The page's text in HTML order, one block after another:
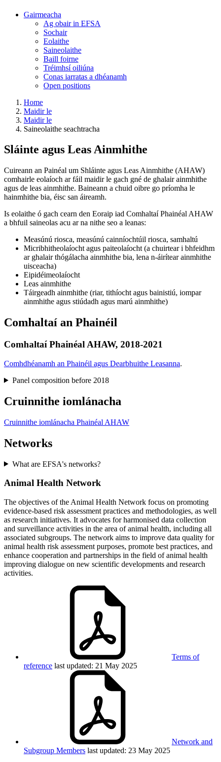
Gairmeacha
Ag obair in EFSA
Sochair
Eolaithe
Saineolaithe
Baill foirne
Tréimhsí oiliúna
Conas iarratas a dhéanamh
Open positions
Home
Maidir le
Maidir le
Saineolaithe seachtracha
Sláinte agus Leas Ainmhithe
Cuireann an Painéal um Shláinte agus Leas Ainmhithe (AHAW)
comhairle eolaíoch ar fáil maidir le gach gné de ghalair ainmhithe
agus de leas ainmhithe. Baineann a chuid oibre go príomha le
hainmhithe bia, éisc san áireamh.
Is eolaithe ó gach cearn den Eoraip iad Comhaltaí Phainéal AHAW
a bhfuil saineolas acu ar na nithe seo a leanas:
Measúnú riosca, measúnú cainníochtúil riosca, samhaltú
Micribhitheolaíocht agus paiteolaíocht (a chuirtear i bhfeidhm
ar ghalair thógálacha ainmhithe bia, lena n-áirítear ainmhithe
uisceacha)
Eipidéimeolaíocht
Leas ainmhithe
Táirgeadh ainmhithe (riar, tithíocht agus bainistiú, iompar
ainmhithe agus stiúdadh agus marú ainmhithe)
Comhaltaí an Phainéil
Comhaltaí Phainéal AHAW, 2018-2021
Comhdhéanamh an Phainéil agus Dearbhuithe Leasanna.
Panel composition before 2018
Cruinnithe iomlánacha
Cruinnithe iomlánacha Phainéal AHAW
Networks
What are EFSA's networks?
Animal Health Network
The objectives of the Animal Health Network focus on promoting
evidence-based risk assessment practices and methodologies, as well
as research initiatives. It advocates for harmonised data collection
and surveillance activities in the area of animal health, including all
associated subgroups. The network aims to improve data quality for
animal health risk assessment purposes, promote best practices, and
enhance cooperation and partnerships in the field of animal health
improving dialogue on new scientific developments and research
activities.
Terms of
reference last updated: 21 May 2025
Network and
Subgroup Members last updated: 23 May 2025